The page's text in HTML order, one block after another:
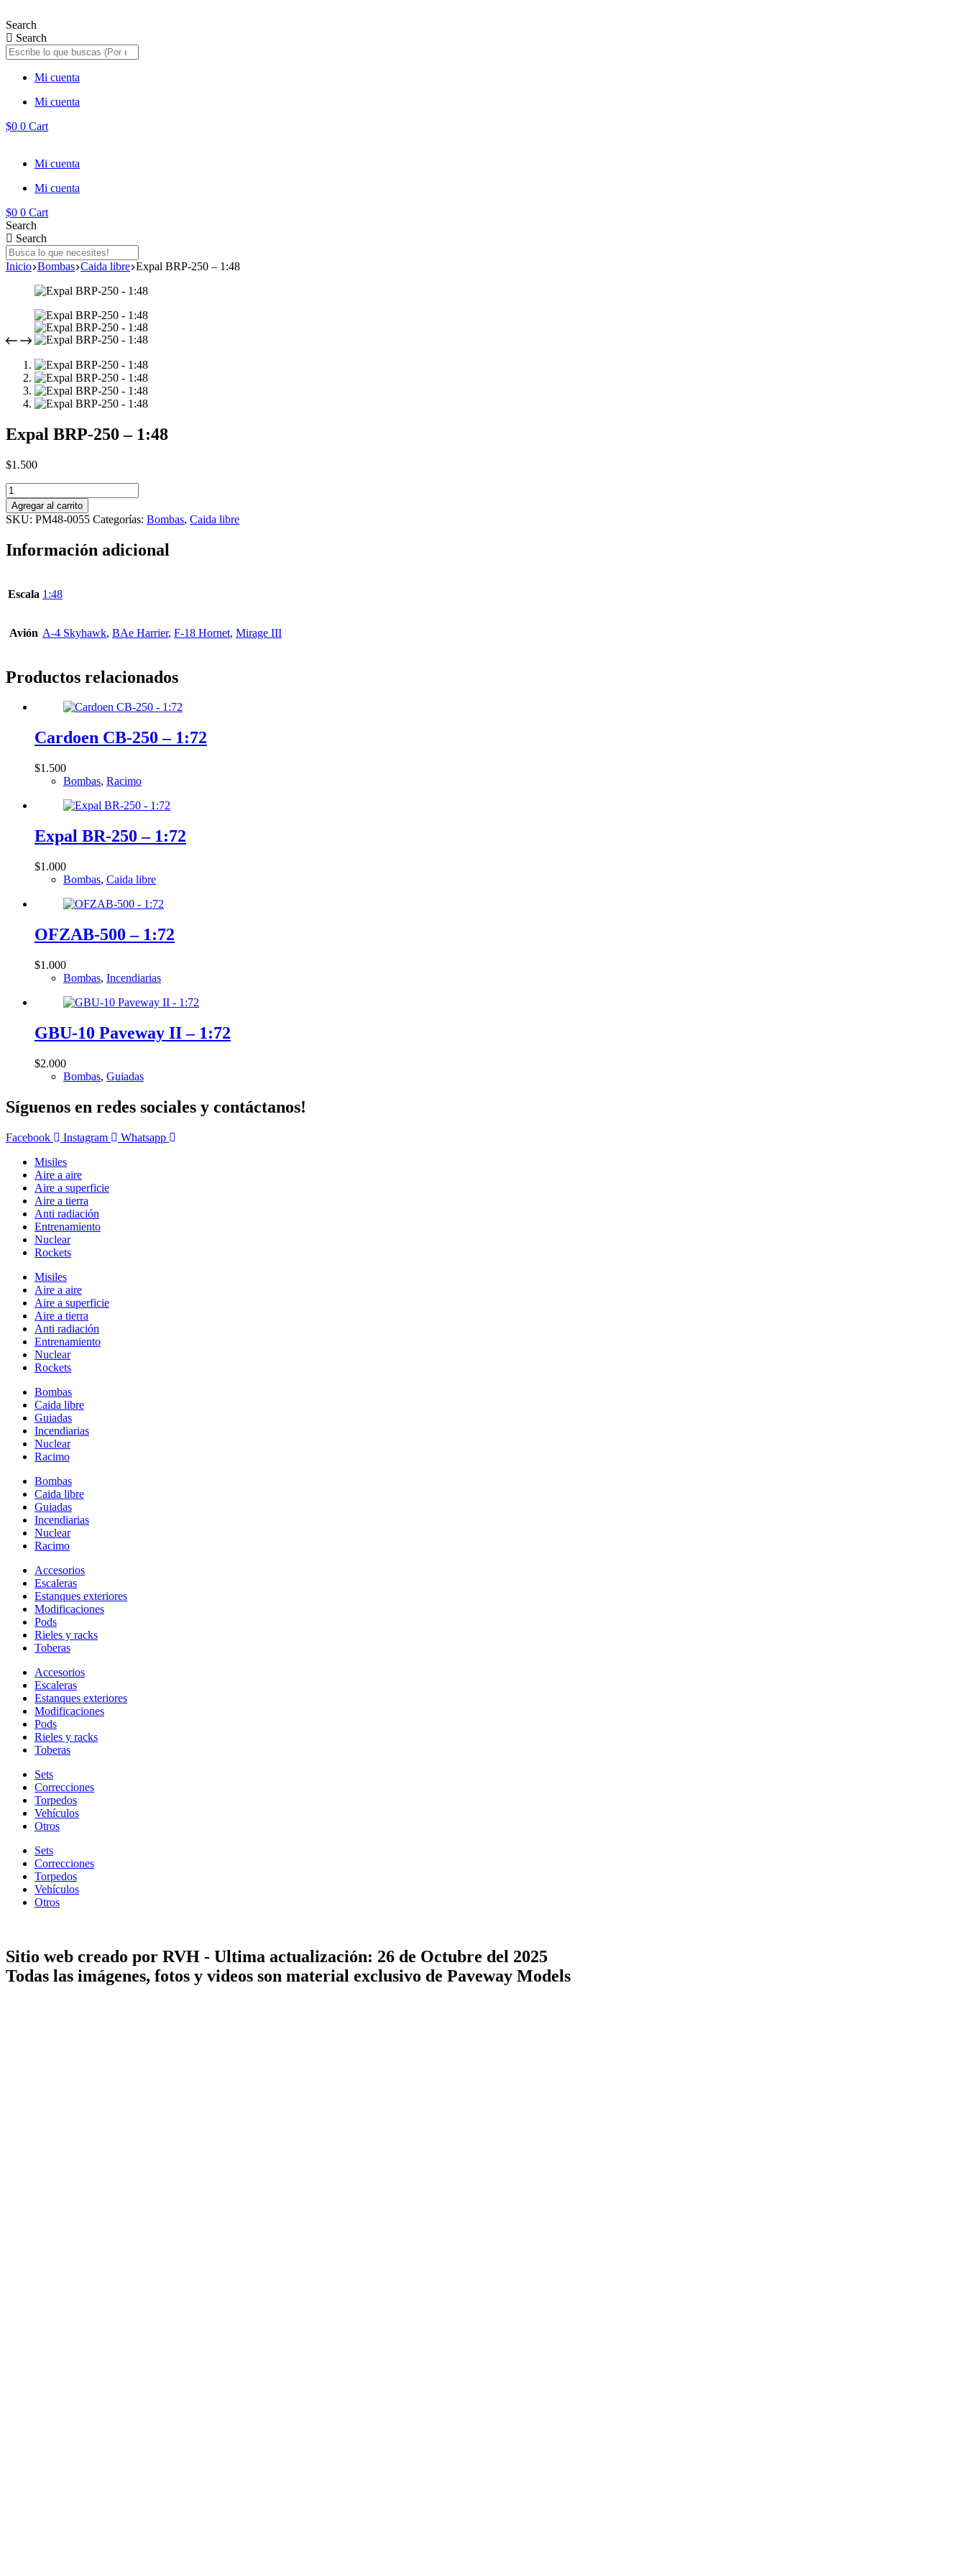
al
contenido
Search
Search
Mi cuenta
Mi cuenta
$0 0 Cart
Mi cuenta
Mi cuenta
$0 0 Cart
Search
Search
Inicio Bombas Caida libre Expal BRP-250 – 1:48
Expal BRP-250 – 1:48
$1.500
Expal
BRP-
250
-
cantidad
Agregar al carrito
SKU: PM48-0055 Categorías: Bombas, Caida libre
Información adicional
Escala 1:48
Avión A-4 Skyhawk, BAe Harrier, F-18 Hornet, Mirage III
Productos relacionados
Cardoen CB-250 – 1:72
$1.500
Bombas, Racimo
Expal BR-250 – 1:72
$1.000
Bombas, Caida libre
OFZAB-500 – 1:72
$1.000
Bombas, Incendiarias
GBU-10 Paveway II – 1:72
$2.000
Bombas, Guiadas
Síguenos en redes sociales y contáctanos!
Facebook Instagram
Whatsapp
Misiles
Aire a aire
Aire a superficie
Aire a tierra
Anti radiación
Entrenamiento
Nuclear
Rockets
Misiles
Aire a aire
Aire a superficie
Aire a tierra
Anti radiación
Entrenamiento
Nuclear
Rockets
Bombas
Caida libre
Guiadas
Incendiarias
Nuclear
Racimo
Bombas
Caida libre
Guiadas
Incendiarias
Nuclear
Racimo
Accesorios
Escaleras
Estanques exteriores
Modificaciones
Pods
Rieles y racks
Toberas
Accesorios
Escaleras
Estanques exteriores
Modificaciones
Pods
Rieles y racks
Toberas
Sets
Correcciones
Torpedos
Vehículos
Otros
Sets
Correcciones
Torpedos
Vehículos
Otros
Sitio web creado por RVH - Ultima actualización: 26 de Octubre del 2025
Todas las imágenes, fotos y videos son material exclusivo de Paveway Models